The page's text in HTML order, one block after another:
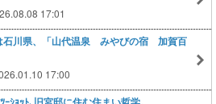
17:01
川県、「山代温泉 みやびの宿 加賀百
17:00